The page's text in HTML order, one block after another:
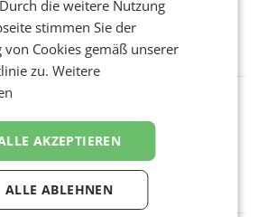
und Niederösterreich
NEUDORF. – Im Rahmen einer
Modernisierungsoffensive
Penny zwei Filialen in Nieder- und
Die beiden Standorte liegen
bereit für den Wechsel: Jürgen
setzt ab 1.1.2027 auf Adeg
NEUDORF. – Die geplante
zwischen Adeg und dem
Kaufmann Jürgen Albrecht ist
freigegeben: Die
die weitere Nutzung
stimmen Sie der
von Cookies gemäß unserer
zu.Weitere
AKZEPTIEREN
ALLE ABLEHNEN